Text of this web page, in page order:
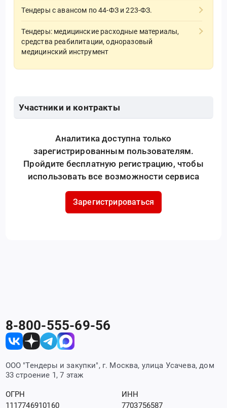
Тендеры с авансом по 44-ФЗ и 223-ФЗ.
Тендеры: медицинские расходные материалы,
средства реабилитации, одноразовый
медицинский инструмент
Участники и контракты
Аналитика доступна только
зарегистрированным пользователям.
Пройдите бесплатную регистрацию, чтобы
использовать все возможности сервиса
Зарегистрироваться
8-800-555-69-56
ООО "Тендеры и закупки", г. Москва, улица Усачева, дом
33 строение 1, 7 этаж
ОГРН
1117746910160
ИНН
7703756587